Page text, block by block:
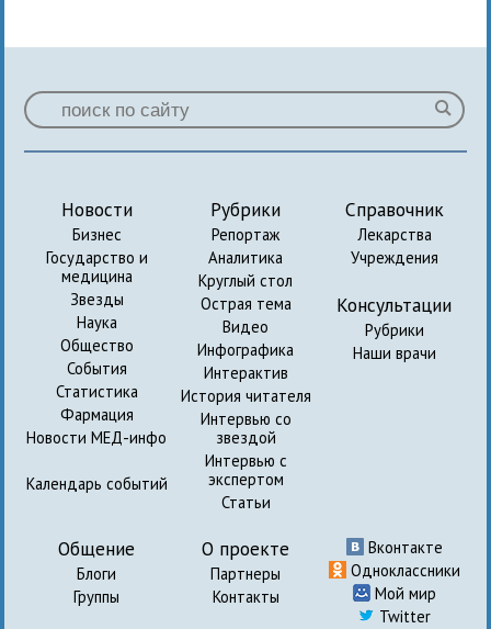
Новости
Бизнес
Государство и
медицина
Звезды
Наука
Общество
События
Статистика
Фармация
Новости МЕД-инфо
Календарь событий
Рубрики
Репортаж
Аналитика
Круглый стол
Острая тема
Видео
Инфографика
Интерактив
История читателя
Интервью со
звездой
Интервью с
экспертом
Статьи
Справочник
Лекарства
Учреждения
Консультации
Рубрики
Наши врачи
Общение
Блоги
Группы
О проекте
Партнеры
Контакты
Вконтакте
Одноклассники
Мой мир
Twitter